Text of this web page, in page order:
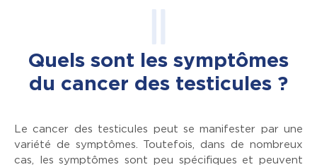
Quels sont les symptômes
du cancer des testicules ?
Le cancer des testicules peut se manifester par une
variété de symptômes. Toutefois, dans de nombreux
cas, les symptômes sont peu spécifiques et peuvent